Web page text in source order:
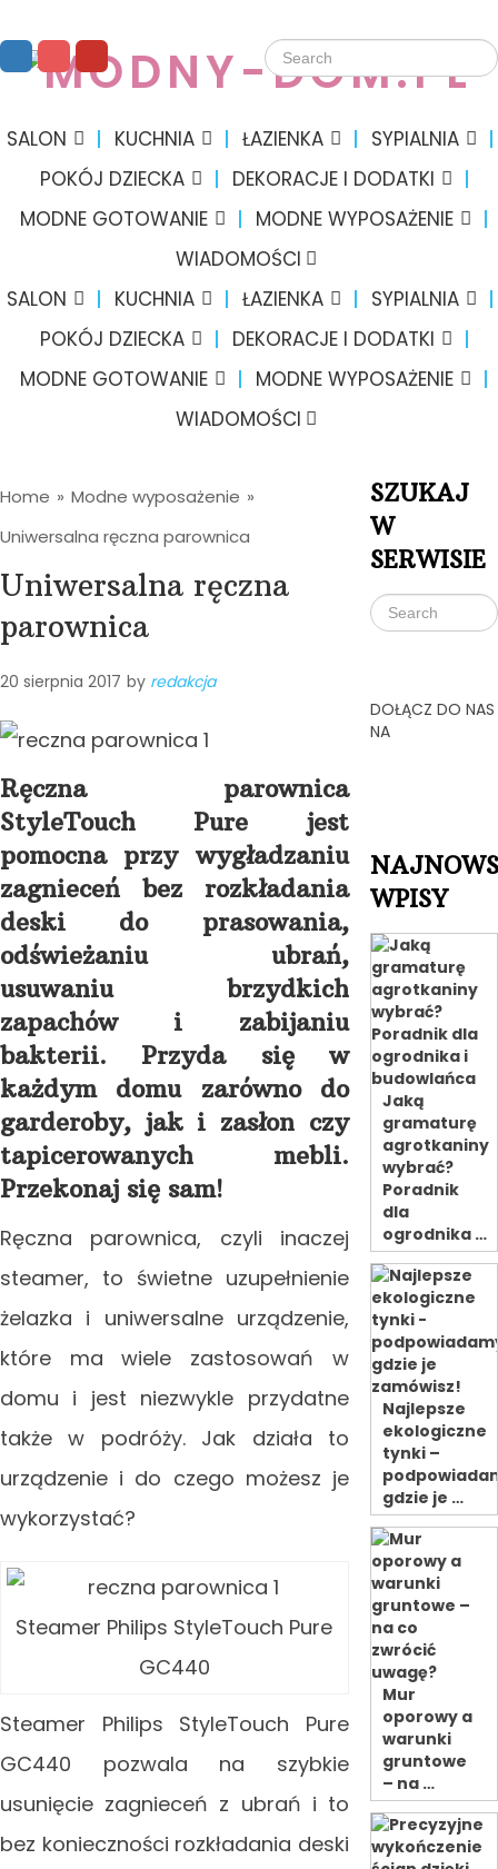
SALON KUCHNIA ŁAZIENKA
SYPIALNIA
POKÓJ DZIECKA
DEKORACJE I DODATKI
MODNE GOTOWANIE
MODNE WYPOSAŻENIE
WIADOMOŚCI
SALON
KUCHNIA ŁAZIENKA
SYPIALNIA
POKÓJ DZIECKA
DEKORACJE I DODATKI
MODNE GOTOWANIE
MODNE WYPOSAŻENIE
WIADOMOŚCI
Home » Modne wyposażenie »
Uniwersalna ręczna parownica
Uniwersalna ręczna
parownica
20 sierpnia 2017 by redakcja
Ręczna parownica
StyleTouch Pure jest
pomocna przy wygładzaniu
zagnieceń bez rozkładania
deski do prasowania,
odświeżaniu ubrań,
usuwaniu brzydkich
zapachów i zabijaniu
bakterii. Przyda się w
każdym domu zarówno do
garderoby, jak i zasłon czy
tapicerowanych mebli.
Przekonaj się sam!
Ręczna parownica, czyli inaczej
steamer, to świetne uzupełnienie
żelazka i uniwersalne urządzenie,
które ma wiele zastosowań w
domu i jest niezwykle przydatne
także w podróży. Jak działa to
urządzenie i do czego możesz je
wykorzystać?
Steamer Philips StyleTouch Pure
GC440
Steamer Philips StyleTouch Pure
GC440 pozwala na szybkie
usunięcie zagnieceń z ubrań i to
bez konieczności rozkładania deski
SZUKAJ
W
SERWISIE
DOŁĄCZ DO NAS
NA
WPISY
Jaką
gramaturę
agrotkaniny
wybrać?
Poradnik
dla
ogrodnika …
Najlepsze
ekologiczne
tynki –
gdzie je …
Mur
oporowy a
warunki
gruntowe
– na …